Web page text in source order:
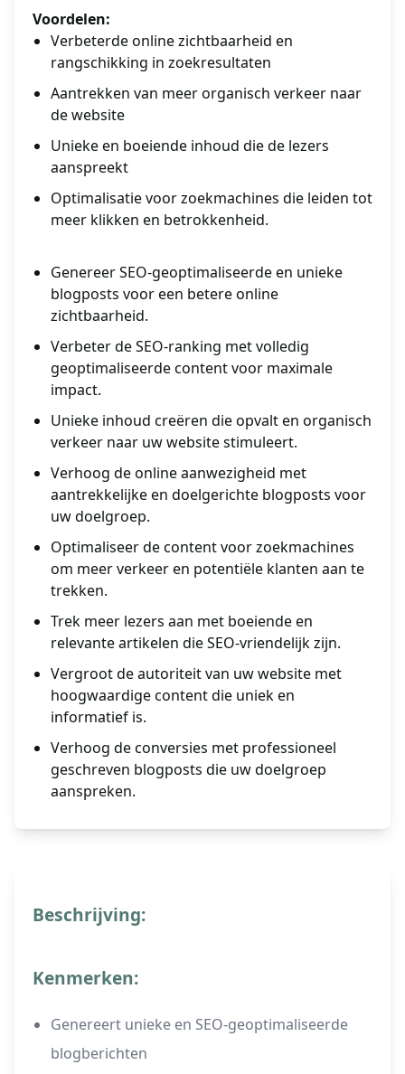
Voordelen:
Verbeterde online zichtbaarheid en
rangschikking in zoekresultaten
Aantrekken van meer organisch verkeer naar
de website
Unieke en boeiende inhoud die de lezers
aanspreekt
Optimalisatie voor zoekmachines die leiden tot
meer klikken en betrokkenheid.
Genereer SEO-geoptimaliseerde en unieke
blogposts voor een betere online
zichtbaarheid.
Verbeter de SEO-ranking met volledig
geoptimaliseerde content voor maximale
impact.
Unieke inhoud creëren die opvalt en organisch
verkeer naar uw website stimuleert.
Verhoog de online aanwezigheid met
aantrekkelijke en doelgerichte blogposts voor
uw doelgroep.
Optimaliseer de content voor zoekmachines
om meer verkeer en potentiële klanten aan te
trekken.
Trek meer lezers aan met boeiende en
relevante artikelen die SEO-vriendelijk zijn.
Vergroot de autoriteit van uw website met
hoogwaardige content die uniek en
informatief is.
Verhoog de conversies met professioneel
geschreven blogposts die uw doelgroep
aanspreken.
Beschrijving:
Kenmerken:
Genereert unieke en SEO-geoptimaliseerde
blogberichten